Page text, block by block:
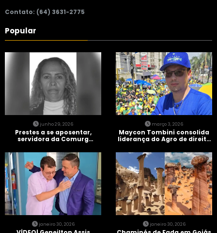
Contato: (64) 3631-2775
Popular
junho 29, 2026
Prestes a se aposentar,
servidora da Comurg
entra em protocolo de
morte encefálica
março 3, 2026
Maycon Tombini consolida
liderança do Agro de direita
Brasil” em Goiânia
janeiro 30, 2026 janeiro 30, 2026